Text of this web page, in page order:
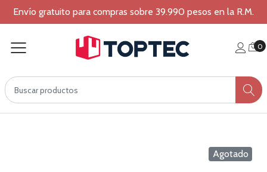
Envío gratuito para compras sobre 39.990 pesos en la R.M.
0
Agotado